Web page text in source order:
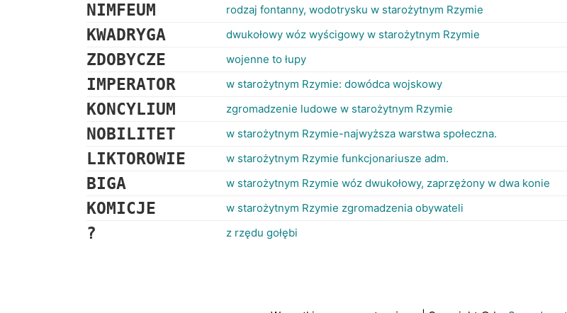
NIMFEUM rodzaj fontanny, wodotrysku w starożytnym Rzymie
KWADRYGA dwukołowy wóz wyścigowy w starożytnym Rzymie
ZDOBYCZE wojenne to łupy
IMPERATOR w starożytnym Rzymie: dowódca wojskowy
KONCYLIUM zgromadzenie ludowe w starożytnym Rzymie
NOBILITET w starożytnym Rzymie-najwyższa warstwa społeczna.
LIKTOROWIE w starożytnym Rzymie funkcjonariusze adm.
BIGA w starożytnym Rzymie wóz dwukołowy, zaprzężony w dwa konie
KOMICJE w starożytnym Rzymie zgromadzenia obywateli
? z rzędu gołębi